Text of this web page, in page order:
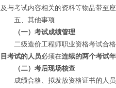
及与考试内容相关的资料等物品带至座
五、其他事项
（一）考试成绩管理
二级造价工程师职业资格考试合格
目考试的人员必须在连续的两个考试
（二）考后现场核查
成绩合格、拟发放资格证书的人员